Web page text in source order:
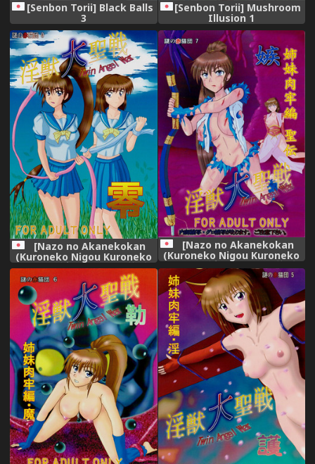
[Senbon Torii] Black Balls
3
[Senbon Torii] Mushroom
Illusion 1
[Nazo no Akanekokan
(Kuroneko Nigou Kuroneko
Reigou)] 謎の赤猫団 0 淫獣大
聖戦 零 Twin Angel War
(Injuu Seisen Twin Angels
[Nazo no Akanekokan
(Kuroneko Nigou Kuroneko
Reigou)] 謎の赤猫団 7 淫獣大
聖戦 嫉 Twin Angel War 姉妹
肉牢編・聖伝 (Injuu Seisen
Twin Angels